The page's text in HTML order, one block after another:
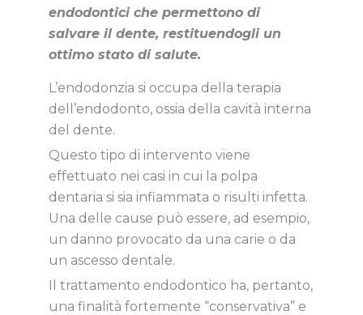
endodontici che permettono di
salvare il dente, restituendogli un
ottimo stato di salute.
L’endodonzia si occupa della terapia
dell’endodonto, ossia della cavità interna
del dente.
Questo tipo di intervento viene
effettuato nei casi in cui la polpa
dentaria si sia infiammata o risulti infetta.
Una delle cause può essere, ad esempio,
un danno provocato da una carie o da
un ascesso dentale.
Il trattamento endodontico ha, pertanto,
una finalità fortemente “conservativa” e